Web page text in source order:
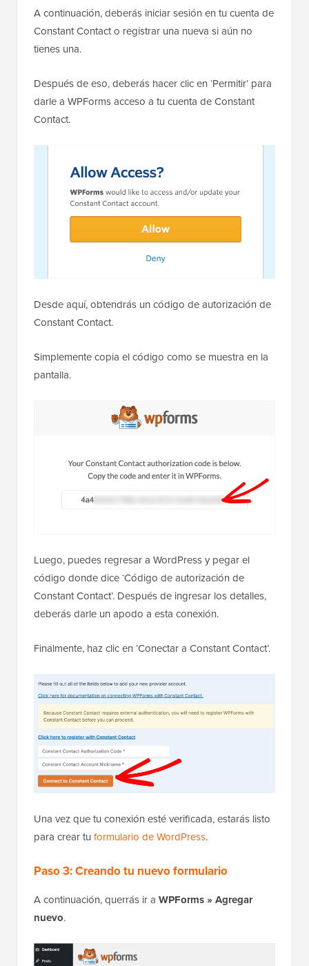
A continuación, deberás iniciar sesión en tu cuenta de
Constant Contact o registrar una nueva si aún no
tienes una.
Después de eso, deberás hacer clic en ‘Permitir’ para
darle a WPForms acceso a tu cuenta de Constant
Contact.
Desde aquí, obtendrás un código de autorización de
Constant Contact.
Simplemente copia el código como se muestra en la
pantalla.
Luego, puedes regresar a WordPress y pegar el
código donde dice ‘Código de autorización de
Constant Contact’. Después de ingresar los detalles,
deberás darle un apodo a esta conexión.
Finalmente, haz clic en ‘Conectar a Constant Contact’.
Una vez que tu conexión esté verificada, estarás listo
para crear tu formulario de WordPress.
Paso 3: Creando tu nuevo formulario
A continuación, querrás ir a WPForms » Agregar
nuevo.